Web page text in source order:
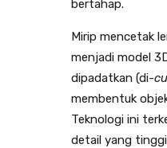
bertahap.
Mirip mencetak
menjadi model
dipadatkan (di-
membentuk
Teknologi ini
detail yang